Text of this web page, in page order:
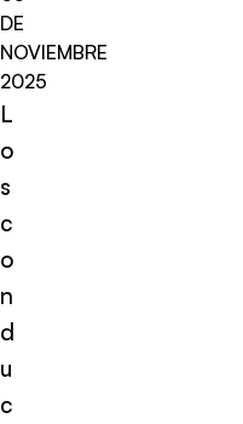
DE
NOVIEMBRE
2025
L
o
s
c
o
n
d
u
c